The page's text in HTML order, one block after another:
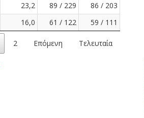
23,2 89 / 229
86 / 203
16,0 61 / 122 59 / 111
2 Επόμενη Τελευταία